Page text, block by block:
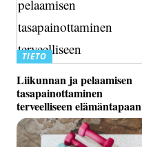
TIETO
Liikunnan ja pelaamisen
tasapainottaminen
terveelliseen elämäntapaan